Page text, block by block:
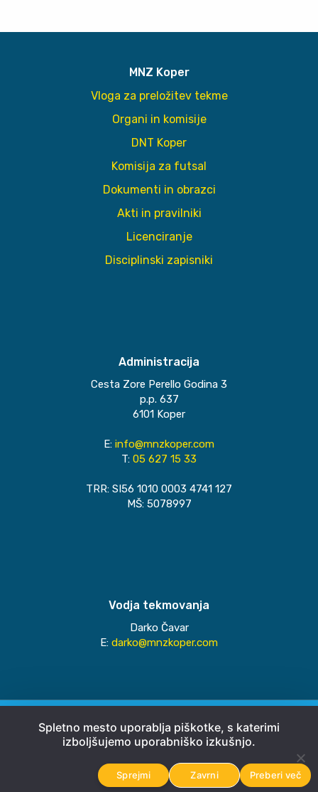
MNZ Koper
Vloga za preložitev tekme
Organi in komisije
DNT Koper
Komisija za futsal
Dokumenti in obrazci
Akti in pravilniki
Licenciranje
Disciplinski zapisniki
Administracija
Cesta Zore Perello Godina 3
p.p. 637
6101 Koper
E: info@mnzkoper.com
T: 05 627 15 33
TRR: SI56 1010 0003 4741 127
MŠ: 5078997
Vodja tekmovanja
Darko Čavar
E: darko@mnzkoper.com
© 2026 MNZ Koper
Avtorji Emigma
Spletno mesto uporablja piškotke, s katerimi
izboljšujemo uporabniško izkušnjo.
Sprejmi Zavrni Preberi več